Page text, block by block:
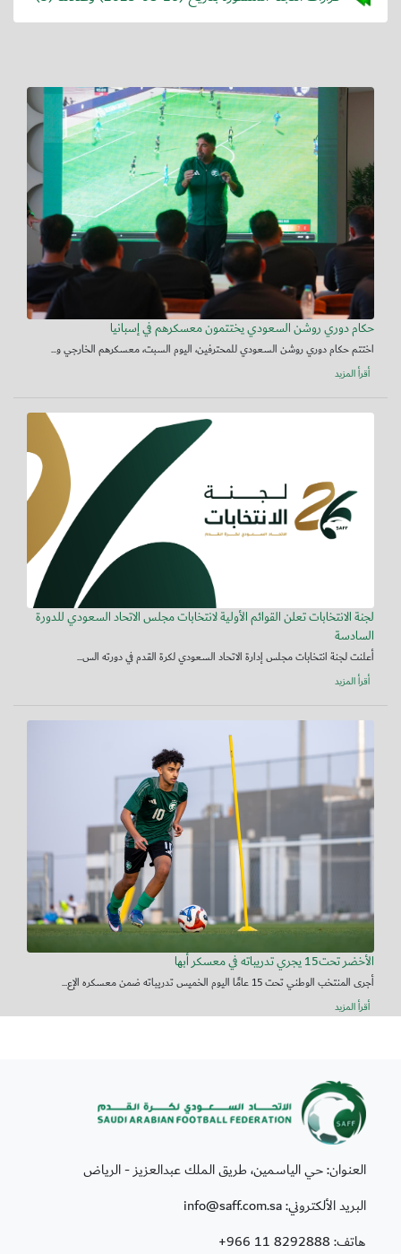
حكام دوري روشن السعودي يختتمون معسكرهم في إسبانيا
اختتم حكام دوري روشن السعودي للمحترفين، اليوم السبت، معسكرهم الخارجي و...
أقرأ المزيد
لجنة الانتخابات تعلن القوائم الأولية لانتخابات مجلس الاتحاد السعودي للدورة
السادسة
أعلنت لجنة انتخابات مجلس إدارة الاتحاد السعودي لكرة القدم في دورته الس...
أقرأ المزيد
الأخضر تحت15 يجري تدريباته في معسكر أبها
أجرى المنتخب الوطني تحت 15 عامًا اليوم الخميس تدريباته ضمن معسكره الإع...
أقرأ المزيد
العنوان: حي الياسمين، طريق الملك عبدالعزيز - الرياض
البريد الألكتروني: info@saff.com.sa
هاتف:+966 11 8292888